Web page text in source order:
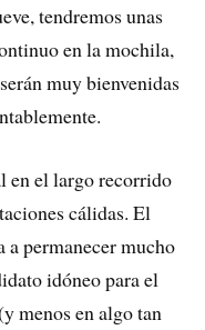
tendremos unas
en la mochila,
muy bienvenidas
en el largo recorrido
cálidas. El
a permanecer mucho
idóneo para el
menos en algo tan